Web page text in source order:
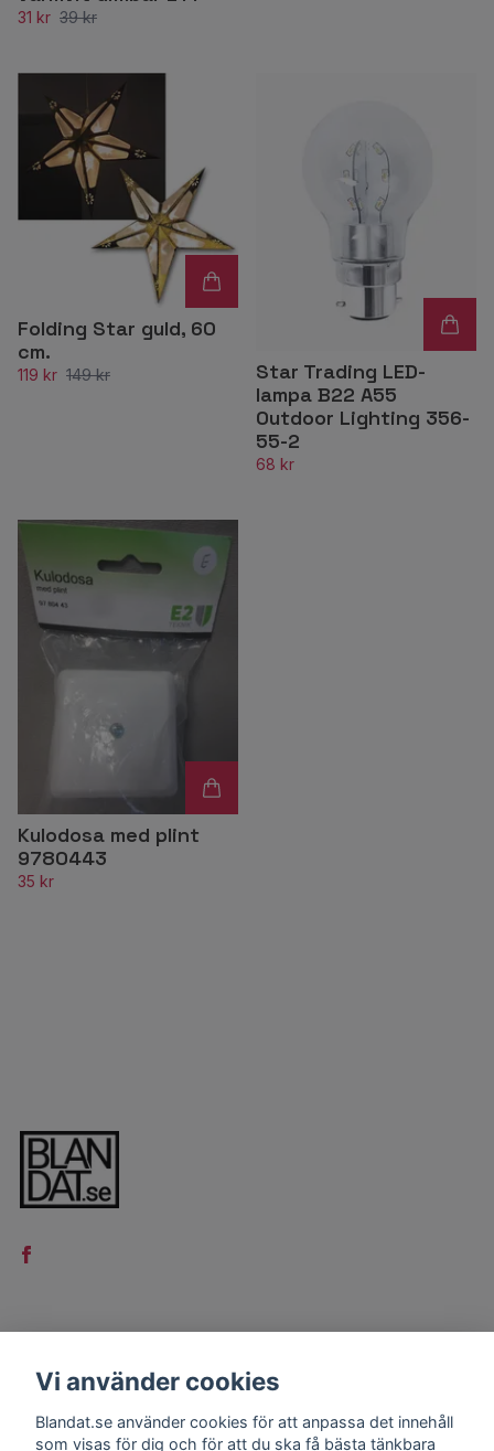
31 kr 39 kr
Folding Star guld, 60
cm.
119 kr 149 kr
Star Trading LED-
lampa B22 A55
Outdoor Lighting 356-
55-2
68 kr
Kulodosa med plint
9780443
35 kr
Kontakt
Köpvillkor
Vi använder cookies
Blandat.se använder cookies för att anpassa det innehåll
som visas för dig och för att du ska få bästa tänkbara